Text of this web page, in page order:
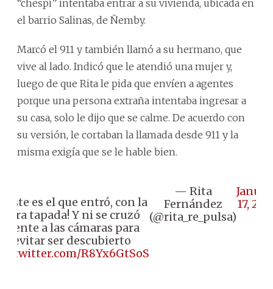
“chespi” intentaba entrar a su vivienda, ubicada en
el barrio Salinas, de Ñemby.
Marcó el 911 y también llamó a su hermano, que
vive al lado. Indicó que le atendió una mujer y,
luego de que Rita le pida que envíen a agentes
porque una persona extraña intentaba ingresar a
su casa, solo le dijo que se calme. De acuerdo con
su versión, le cortaban la llamada desde 911 y la
misma exigía que se le hable bien.
este es el que entró, con la
cara tapada! Y ni se cruzó
frente a las cámaras para
evitar ser descubierto
R8Yx6GtSoS
— Rita
Fernández
(@rita_re_pulsa)
17,